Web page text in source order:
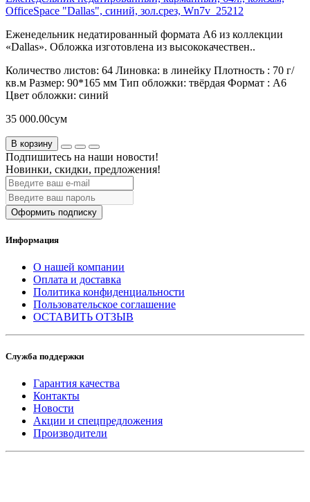
OfficeSpace "Dallas", синий, зол.срез, Wn7v_25212
Еженедельник недатированный формата А6 из коллекции
«Dallas». Обложка изготовлена из высококачествен..
Количество листов: 64 Линовка: в линейку Плотность : 70 г/
кв.м Размер: 90*165 мм Тип обложки: твёрдая Формат : А6
Цвет обложки: синий
35 000.00сум
В корзину
Подпишитесь на наши новости!
Новинки, скидки, предложения!
Оформить подписку
Информация
О нашей компании
Оплата и доставка
Политика конфиденциальности
Пользовательское соглашение
ОСТАВИТЬ ОТЗЫВ
Служба поддержки
Гарантия качества
Контакты
Новости
Акции и спецпредложения
Производители